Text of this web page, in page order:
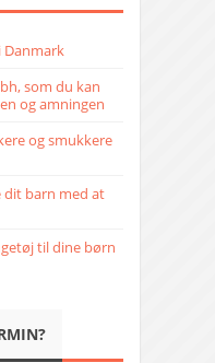
Danmark
som du kan
og amningen
og smukkere
barn med at
til dine børn